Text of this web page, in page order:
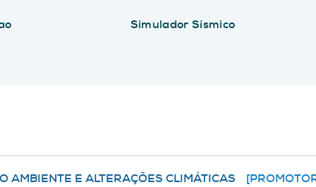
Simulador Sísmico
AMBIENTE E ALTERAÇÕES CLIMÁTICAS